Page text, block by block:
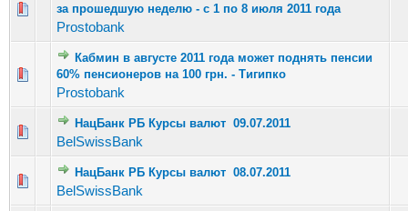
за прошедшую неделю - с 1 по 8 июля 2011 года
Prostobank
Голосов: 2 - Средняя оценка: 1.5 из 5
12345
Кабмин в августе 2011 года может поднять пенсии
60% пенсионеров на 100 грн. - Тигипко
Prostobank
Голосов: 2 - Средняя оценка: 1 из 5
12345
НацБанк РБ Курсы валют 09.07.2011
BelSwissBank
Голосов: 2 - Средняя оценка: 2.5 из 5
123 4 5
НацБанк РБ Курсы валют 08.07.2011
BelSwissBank
Голосов: 3 - Средняя оценка: 1 из 5
123 4 5